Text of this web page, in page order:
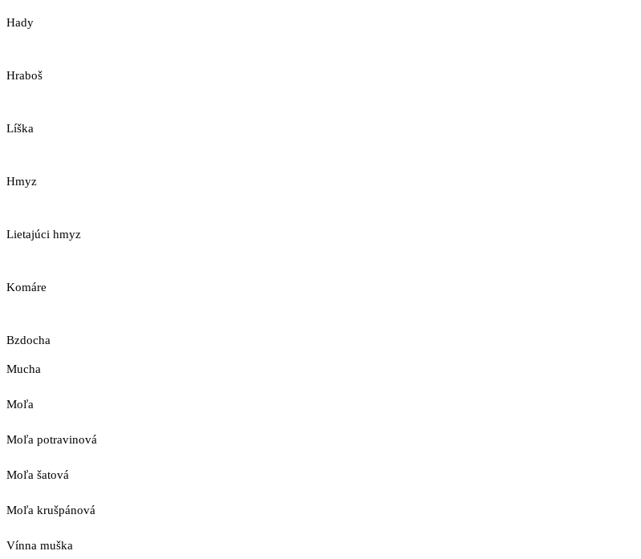
Hady
Hraboš
Líška
Hmyz
Lietajúci hmyz
Komáre
Bzdocha
Mucha
Moľa
Moľa potravinová
Moľa šatová
Moľa krušpánová
Vínna muška